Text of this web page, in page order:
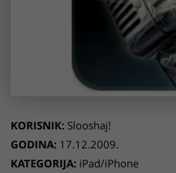
KORISNIK: Slooshaj!
GODINA: 17.12.2009.
KATEGORIJA: iPad/iPhone